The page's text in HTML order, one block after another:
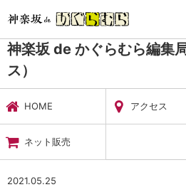
暮らし・娯楽
神楽坂 de かぐら
ニュース
神楽坂 de かぐらむら編集
ス）
HOME アクセス
ネット販売
2021.05.25